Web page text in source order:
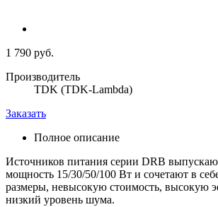
1 790 руб.
Производитель
TDK (TDK-Lambda)
Заказать
Полное описание
Источников питания серии DRB
мощность 15/30/50/100 Вт и сочетают в
размеры, невысокую стоимость, высокую
низкий уровень шума.